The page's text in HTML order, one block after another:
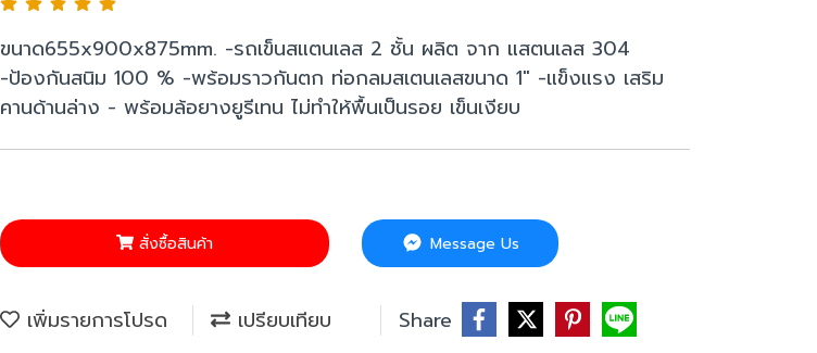
ขนาด655x900x875mm. -รถเข็นสแตนเลส 2 ชั้น ผลิต จาก แสตนเลส 304
-ป้องกันสนิม 100 % -พร้อมราวกันตก ท่อกลมสเตนเลสขนาด 1" -แข็งแรง เสริม
คานด้านล่าง - พร้อมล้อยางยูรีเทน ไม่ทำให้พื้นเป็นรอย เข็นเงียบ
สั่งซื้อสินค้า Message Us
เพิ่มรายการโปรด เปรียบเทียบ Share